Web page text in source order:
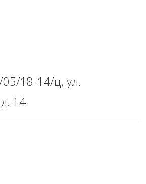
18-14/ц, ул.
14